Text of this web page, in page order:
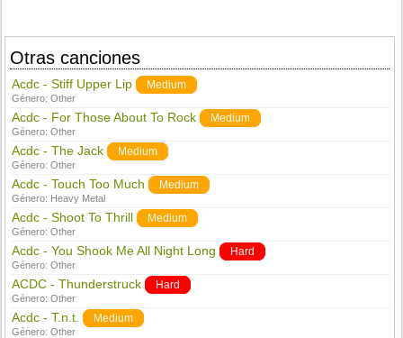
Otras canciones
Acdc - Stiff Upper Lip Medium
Género:Other
Acdc - For Those About To Rock Medium
Género:Other
Acdc - The Jack Medium
Género:Other
Acdc - Touch Too Much Medium
Género: Heavy Metal
Acdc - Shoot To Thrill Medium
Género:Other
Acdc - You Shook Me All Night Long Hard
Género:Other
ACDC - Thunderstruck Hard
Género:Other
Acdc - T.n.t. Medium
Género:Other